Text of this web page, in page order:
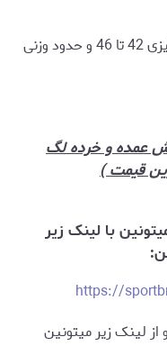
XL(بزرگ): متناسب برای محدوده سایزی 42 تا 46 و حدود وزنی
عمده و خرده لگ
قیمت )
با لینک زیر
https://
لینک زیر میتونین